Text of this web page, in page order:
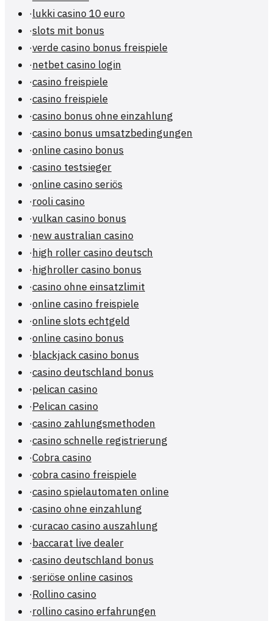
·lukki casino 10 euro
·slots mit bonus
·verde casino bonus freispiele
·netbet casino login
·casino freispiele
·casino freispiele
·casino bonus ohne einzahlung
·casino bonus umsatzbedingungen
·online casino bonus
·casino testsieger
·online casino seriös
·rooli casino
·vulkan casino bonus
·new australian casino
·high roller casino deutsch
·highroller casino bonus
·casino ohne einsatzlimit
·online casino freispiele
·online slots echtgeld
·online casino bonus
·blackjack casino bonus
·casino deutschland bonus
·pelican casino
·Pelican casino
·casino zahlungsmethoden
·casino schnelle registrierung
·Cobra casino
·cobra casino freispiele
·casino spielautomaten online
·casino ohne einzahlung
·curacao casino auszahlung
·baccarat live dealer
·casino deutschland bonus
·seriöse online casinos
·Rollino casino
·rollino casino erfahrungen